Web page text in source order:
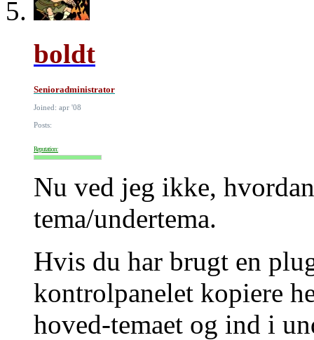
boldt
Senioradministrator
Joined: apr '08
Posts:
Reputation:
Nu ved jeg ikke,
tema/undertema.
Hvis du har brugt en
kontrolpanelet kopiere
hoved-temaet og ind i